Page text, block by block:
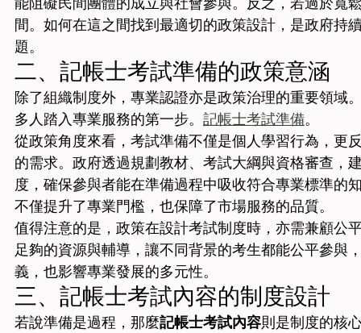
間。如何在這之間找到最適切的政策設計，是政府持
題。
二、記帳士考試準備的政策意涵
除了組織制度外，專業認證亦是政策治理的重要領域
多人踏入專業服務的第一步。 記帳士考試準備。
從政策角度來看，考試準備不僅是個人學習行為，更
的需求。政府透過規劃教材、考試大綱與資格審查，
度，確保參與者能在準備過程中吸收符合專業標準的
不僅提升了專業門檻，也保障了市場服務的品質。
值得注意的是，政策在設計考試制度時，亦需兼顧公
足夠的資源與輔導，讓不同背景的考生都能公平參與
義，也影響專業發展的多元性。
三、記帳士考試內容的制度設計
若說準備是過程，那麼記帳士考試內容則是制度的核